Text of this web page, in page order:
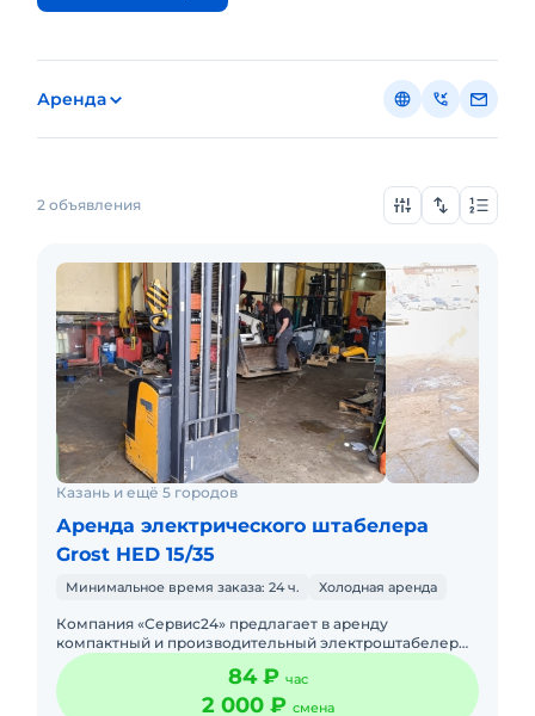
Аренда
2 объявления
Казань и ещё 5 городов
Аренда электрического штабелера
Grost HED 15/35
Минимальное время заказа: 24 ч. Холодная аренда
Компания «Сервис24» предлагает в аренду
компактный и производительный электроштабелер
GROST HED 15/35 без оператора. Техника находится в
идеальном т
84 ₽ час
2 000 ₽ смена